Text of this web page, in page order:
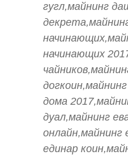
гугл,майнинг
начинающих
дома
дуал,майнинг
онлайн,майнинг
единар